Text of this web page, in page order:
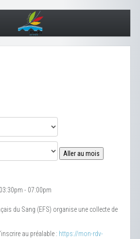
Aller au mois
- 07:00pm
du Sang (EFS) organise une collecte de
au préalable : https://mon-rdv-